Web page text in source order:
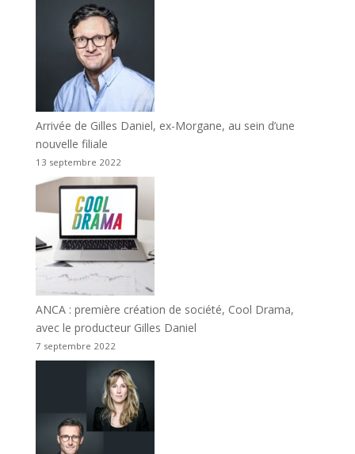
Arrivée de Gilles Daniel, ex-Morgane, au sein d’une
nouvelle filiale
13 septembre 2022
ANCA : première création de société, Cool Drama,
avec le producteur Gilles Daniel
7 septembre 2022